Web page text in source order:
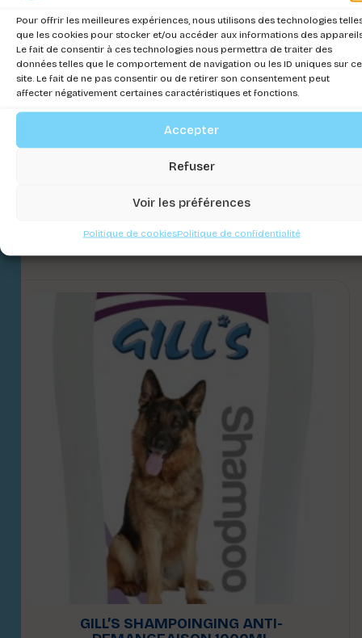
Pour offrir les meilleures expériences, nous utilisons des technologies
que les cookies pour stocker et/ou accéder aux informations des
Le fait de consentir à ces technologies nous permettra de traiter des
données telles que le comportement de navigation ou les ID uniques sur ce
site. Le fait de ne pas consentir ou de retirer son consentement peut
affecter négativement certaines caractéristiques et fonctions.
Accepter
Refuser
Voir les préférences
Politique de cookiesPolitique de confidentialité
GILL’S SHAMPOING POILE NOIR 1000ML
Connectez-vous pour voir les prix
GILL’S SHAMPOINGING ANTI-